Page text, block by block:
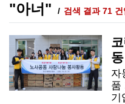
"아너" 검색 결과 71
자
품
기